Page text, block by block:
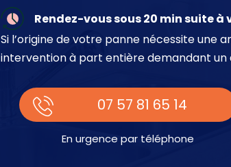
Rendez-vous sous 20 min suite
Si l’origine de votre panne nécessite une
intervention à part entière demandant un
07 57 81 65 14
En urgence par téléphone